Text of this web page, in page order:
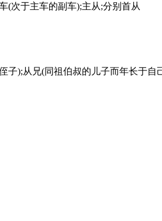
(次于主车的副车);主从;分别首从
子);从兄(同祖伯叔的儿子而年长于自